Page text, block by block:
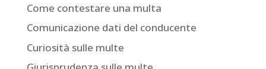
Come contestare una multa
Comunicazione dati del conducente
Curiosità sulle multe